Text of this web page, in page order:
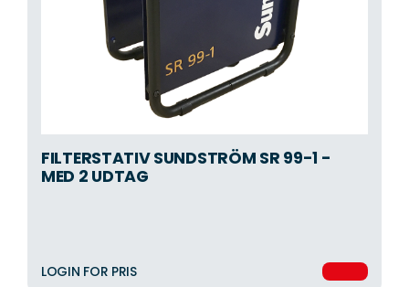
FILTERSTATIV SUNDSTRÖM SR 99-1 -
MED 2 UDTAG
LOGIN FOR PRIS